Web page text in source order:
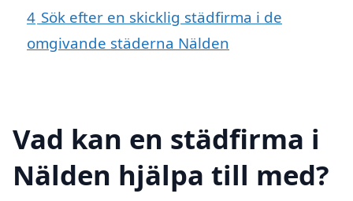
4 Sök efter en skicklig städfirma i de
omgivande städerna Nälden
Vad kan en städfirma i
Nälden hjälpa till med?